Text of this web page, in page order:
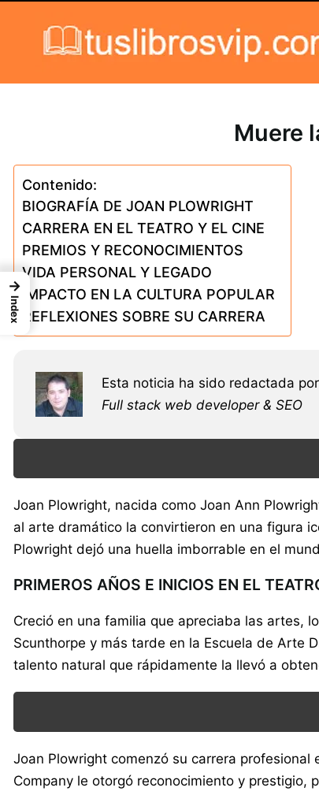
Muere
Contenido:
BIOGRAFÍA DE JOAN PLOWRIGHT
CARRERA EN EL TEATRO Y EL CINE
PREMIOS Y RECONOCIMIENTOS
VIDA PERSONAL Y LEGADO
IMPACTO EN LA CULTURA POPULAR
REFLEXIONES SOBRE SU CARRERA
Esta noticia ha sido redactada por
Full stack web developer & SEO
Joan Plowright, nacida como Joan Ann
al arte dramático la convirtieron en una figura
Plowright dejó una huella imborrable en el
PRIMEROS AÑOS E INICIOS EN EL
Creció en una familia que apreciaba las artes,
Scunthorpe y más tarde en la Escuela de Arte
talento natural que rápidamente la llevó a
Joan Plowright comenzó su carrera
Company le otorgó reconocimiento y
→
Index